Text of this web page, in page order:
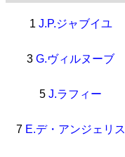
1 J.P.ジャブイユ
3 G.ヴィルヌーブ
5 J.ラフィー
7 E.デ・アンジェリス